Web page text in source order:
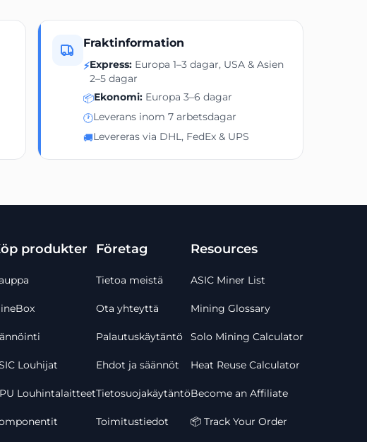
315(L)*423(B)*405(H) mm
29 kg
Enfas 200-240V 50/60Hz
1,32″ OLED Skärm
160W
400W (EC-fläkt 20-800ow)
Enfas 200-240V 50/60Hz
Justerar automatiskt hastigheten enligt temperaturen
12kw@35°C
Fraktinformation
⚡Express:Europa 1–3 dagar, USA & Asien
2–5 dagar
📦Ekonomi:Europa 3–6 dagar
🕐Leverans inom 7 arbetsdagar
🚚Levereras via DHL, FedEx & UPS
produkter
Louhijat
Louhintalaitteet
Företag
Tietoa meistä
Ota yhteyttä
Palautuskäytäntö
Ehdot ja säännöt
Tietosuojakäytäntö
Toimitustiedot
Resources
ASIC Miner List
Mining Glossary
Solo Mining Calculator
Heat Reuse Calculator
Become an Affiliate
📦 Track Your Order